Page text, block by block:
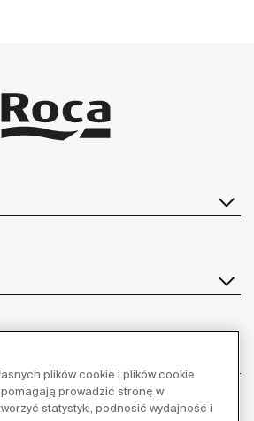
plików cookie i plików cookie
prowadzić stronę w
statystyki, podnosić wydajność i